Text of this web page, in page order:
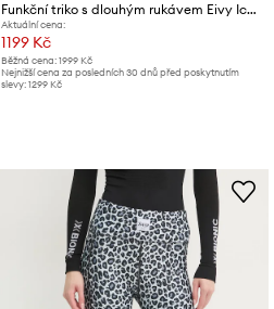
Funkční triko s dlouhým rukávem Eivy Icecold Gaiter
Aktuální cena:
1199 Kč
Běžná cena: 1999 Kč
Nejnižší cena za posledních 30 dnů před poskytnutím
slevy: 1299 Kč